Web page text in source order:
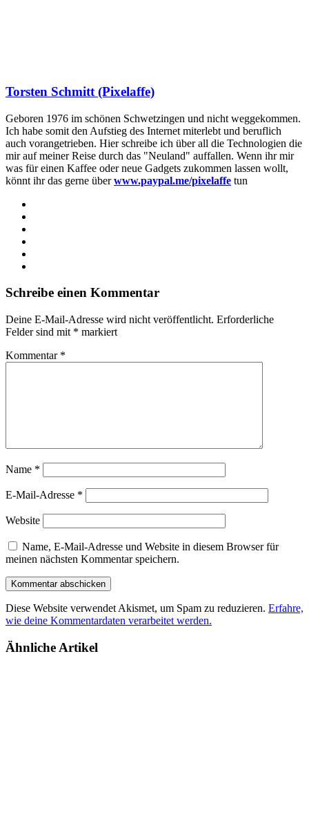
Torsten Schmitt (Pixelaffe)
Geboren 1976 im schönen Schwetzingen und nicht weggekommen.
Ich habe somit den Aufstieg des Internet miterlebt und beruflich
auch vorangetrieben. Hier schreibe ich über all die Technologien die
mir auf meiner Reise durch das "Neuland" auffallen. Wenn ihr mir
was für einen Kaffee oder neue Gadgets zukommen lassen wollt,
könnt ihr das gerne überwww.paypal.me/pixelaffe tun
Schreibe einen Kommentar
Deine E-Mail-Adresse wird nicht veröffentlicht. Erforderliche
Felder sind mit * markiert
Kommentar *
Name *
E-Mail-Adresse *
Website
Name, E-Mail-Adresse und Website in diesem Browser für
meinen nächsten Kommentar speichern.
Diese Website verwendet Akismet, um Spam zu reduzieren. Erfahre,
wie deine Kommentardaten verarbeitet werden.
Ähnliche Artikel